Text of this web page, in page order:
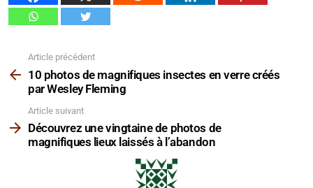
plus
Article précédent
10 photos de magnifiques insectes en verre créés
par Wesley Fleming
Article suivant
Découvrez une vingtaine de photos de
magnifiques lieux laissés à l’abandon